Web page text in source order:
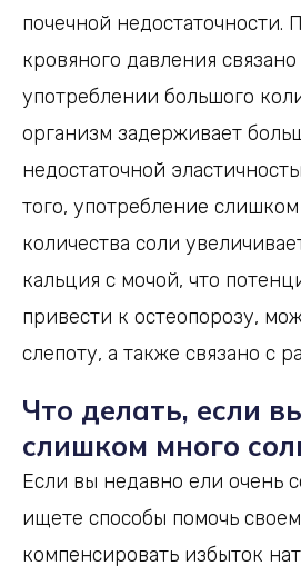
почечной недостаточности.
кровяного давления
употреблении большого
организм задерживает
недостаточной
того, употребление
количества соли
кальция с мочой, что
привести к остеопорозу,
слепоту, а также связано с
Что делать, если
слишком много
Если вы недавно ели очень
ищете способы помочь
компенсировать избыток